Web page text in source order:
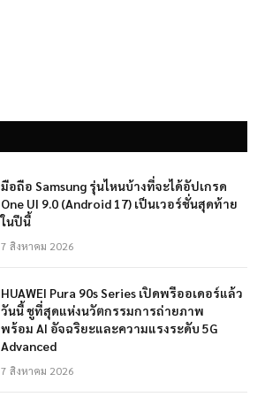
มือถือ Samsung รุ่นไหนบ้างที่จะได้อัปเกรด
One UI 9.0 (Android 17) เป็นเวอร์ชั่นสุดท้าย
ในปีนี้
7 สิงหาคม 2026
HUAWEI Pura 90s Series เปิดพรีออเดอร์แล้ว
วันนี้ ชูที่สุดแห่งนวัตกรรมการถ่ายภาพ
พร้อม AI อัจฉริยะและความแรงระดับ 5G
Advanced
7 สิงหาคม 2026